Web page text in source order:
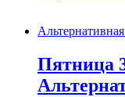
Пятница